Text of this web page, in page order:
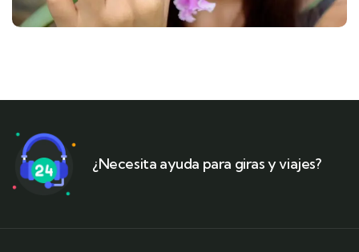
¿Necesita ayuda para giras y viajes?